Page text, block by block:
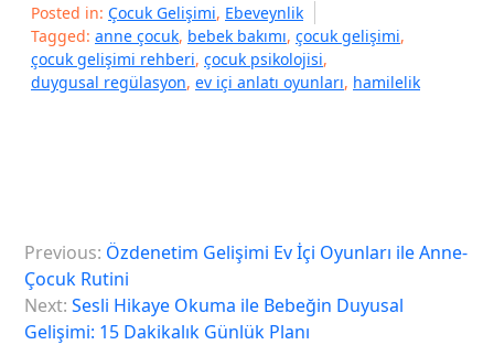
Posted in: Çocuk Gelişimi, Ebeveynlik
Tagged: anne çocuk, bebek bakımı, çocuk gelişimi,
çocuk gelişimi rehberi, çocuk psikolojisi,
duygusal regülasyon, ev içi anlatı oyunları, hamilelik
a
z
Previous: Özdenetim Gelişimi Ev İçi Oyunları ile Anne-
Çocuk Rutini
Next: Sesli Hikaye Okuma ile Bebeğin Duyusal
Gelişimi: 15 Dakikalık Günlük Planı